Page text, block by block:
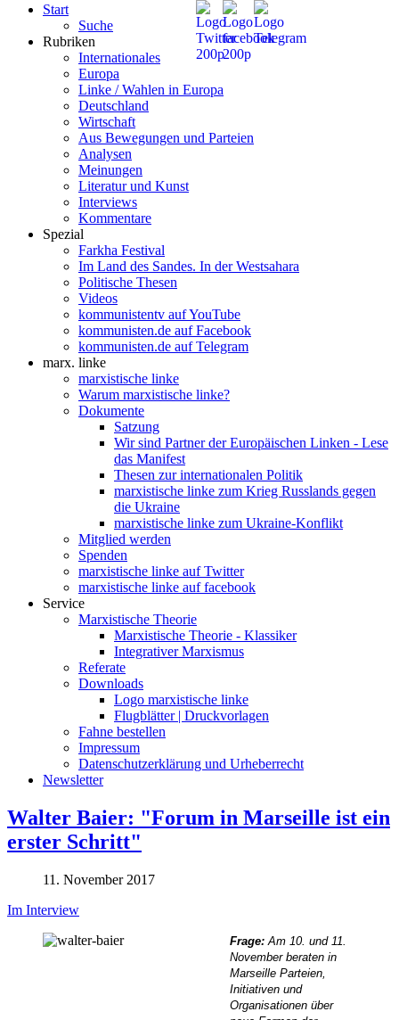
Start
Suche
Rubriken
Internationales
Europa
Linke / Wahlen in Europa
Deutschland
Wirtschaft
Aus Bewegungen und Parteien
Analysen
Meinungen
Literatur und Kunst
Interviews
Kommentare
Spezial
Farkha Festival
Im Land des Sandes. In der Westsahara
Politische Thesen
Videos
kommunistentv auf YouTube
kommunisten.de auf Facebook
kommunisten.de auf Telegram
marx. linke
marxistische linke
Warum marxistische linke?
Dokumente
Satzung
Wir sind Partner der Europäischen Linken - Lese
das Manifest
Thesen zur internationalen Politik
marxistische linke zum Krieg Russlands gegen
die Ukraine
marxistische linke zum Ukraine-Konflikt
Mitglied werden
Spenden
marxistische linke auf Twitter
marxistische linke auf facebook
Service
Marxistische Theorie
Marxistische Theorie - Klassiker
Integrativer Marxismus
Referate
Downloads
Logo marxistische linke
Flugblätter | Druckvorlagen
Fahne bestellen
Impressum
Datenschutzerklärung und Urheberrecht
Newsletter
Walter Baier: "Forum in Marseille ist ein
erster Schritt"
11. November 2017
Im Interview
Frage: Am 10. und 11.
Novemberberaten in
Marseille Parteien,
Initiativen und
Organisationen über